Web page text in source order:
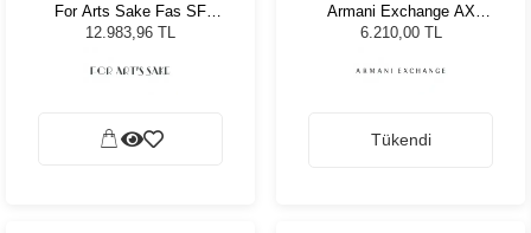
For Arts Sake Fas SF
025SL Kadın Güneş
Gözlüğü
12.983,96 TL
Armani Exchange AX
4106S 82126G 59 Unisex
Güneş Gözlüğü
6.210,00 TL
Tükendi